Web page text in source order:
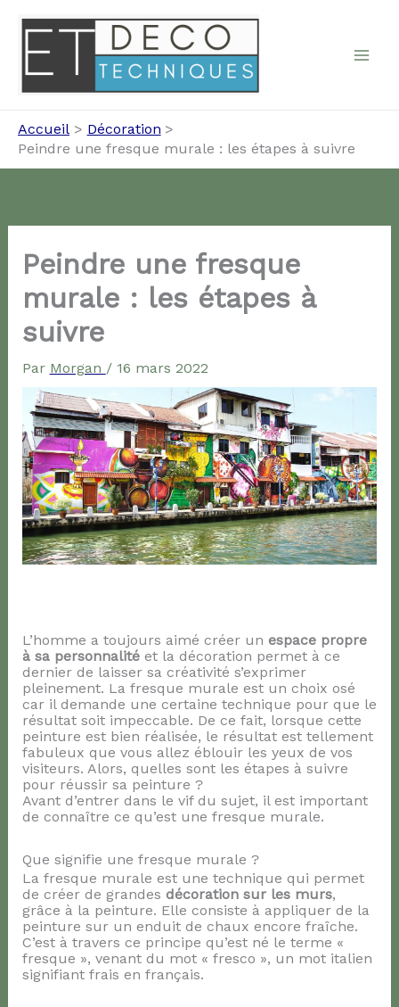
contenu
Accueil
Décoration
Peindre une fresque murale : les étapes à suivre
Peindre une fresque
murale : les étapes à
suivre
Par Morgan / 16 mars 2022
L’homme a toujours aimé créer un espace propre
à sa personnalitéet la décoration permet à ce
dernier de laisser sa créativité s’exprimer
pleinement. La fresque murale est un choix osé
car il demande une certaine technique pour que le
résultat soit impeccable. De ce fait, lorsque cette
peinture est bien réalisée, le résultat est tellement
fabuleux que vous allez éblouir les yeux de vos
visiteurs. Alors, quelles sont les étapes à suivre
pour réussir sa peinture ?
Avant d’entrer dans le vif du sujet, il est important
de connaître ce qu’est une fresque murale.
Que signifie une fresque murale ?
La fresque murale est une technique qui permet
de créer de grandes décoration sur les murs,
grâce à la peinture. Elle consiste à appliquer de la
peinture sur un enduit de chaux encore fraîche.
C’est à travers ce principe qu’est né le terme «
fresque », venant du mot « fresco », un mot italien
signifiant frais en français.